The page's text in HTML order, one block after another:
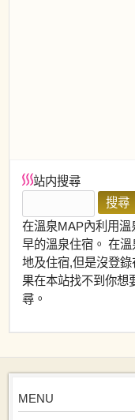
站内搜尋
在溫泉MAP內利用
早的溫泉住宿。 在
地及住宿,但是沒登
果在本站找不到你想
尋。
MENU